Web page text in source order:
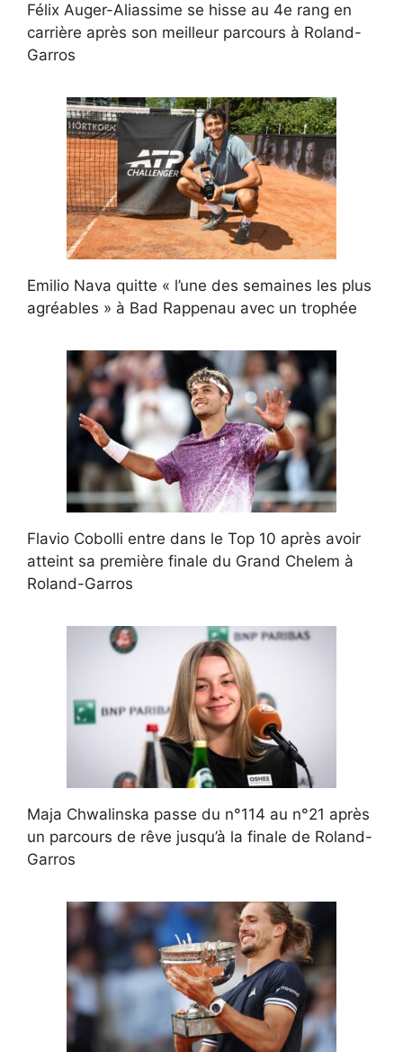
Félix Auger-Aliassime se hisse au 4e rang en
carrière après son meilleur parcours à Roland-
Garros
Emilio Nava quitte « l’une des semaines les plus
agréables » à Bad Rappenau avec un trophée
Flavio Cobolli entre dans le Top 10 après avoir
atteint sa première finale du Grand Chelem à
Roland-Garros
Maja Chwalinska passe du n°114 au n°21 après
un parcours de rêve jusqu’à la finale de Roland-
Garros